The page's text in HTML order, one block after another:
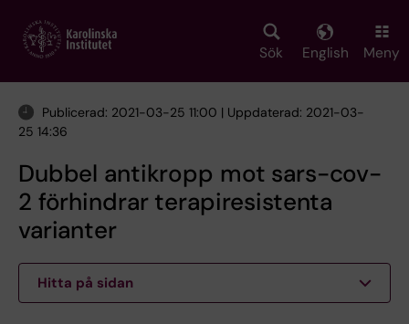
main
Sök English Meny
Publicerad: 2021-03-25 11:00 | Uppdaterad: 2021-03-
25 14:36
Dubbel antikropp mot sars-cov-
2 förhindrar terapiresistenta
varianter
Hitta på sidan